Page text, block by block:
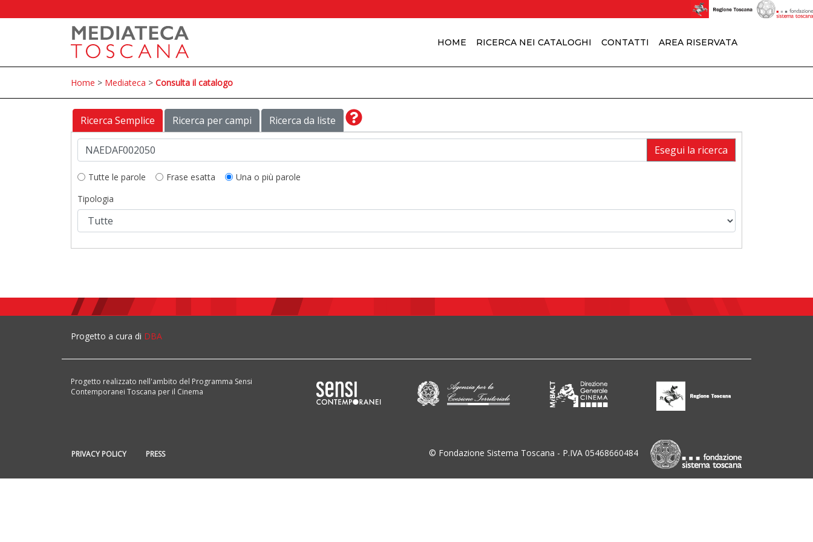
HOME RICERCA NEI CATALOGHI CONTATTI AREA RISERVATA
Home > Mediateca > Consulta il catalogo
Ricerca Semplice Ricerca per campi Ricerca da liste
Esegui la ricerca
Tutte le parole Frase esatta
Una o più parole
Tipologia
Progetto a cura di DBA
Progetto realizzato nell'ambito del Programma Sensi
Contemporanei Toscana per il Cinema
PRIVACY POLICY PRESS © Fondazione Sistema Toscana - P.IVA 05468660484